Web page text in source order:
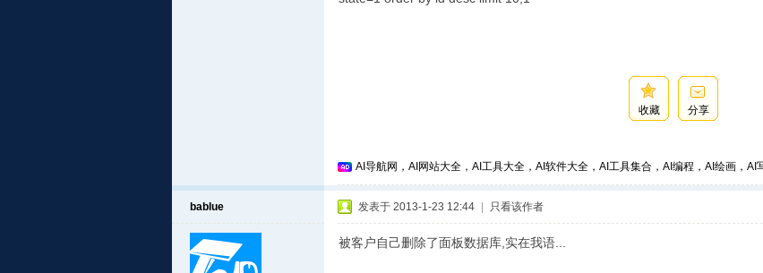
收藏 分享
AI导航网，AI网站大全，AI工具大全，AI软件大全，AI工具集合，AI编程，AI绘画，
bablue 发表于 2013-1-23 12:44 只看该作者
被客户自己删除了面板数据库,实在我语...